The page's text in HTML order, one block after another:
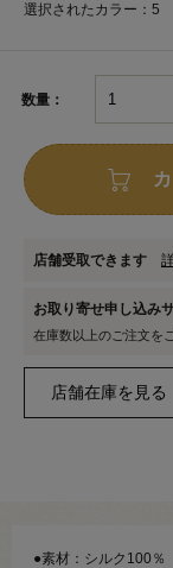
選択されたカラー：5
数量：
店舗受取できます
お取り寄せ申し込み
在庫数以上のご注文を
●素材：シルク100％